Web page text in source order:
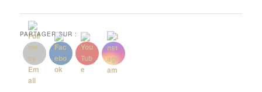
articles
PARTAGER SUR :